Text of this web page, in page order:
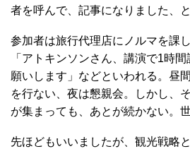
者を呼んで、記事になりました、
参加者は旅行代理店にノルマを課
「アトキンソンさん、講演で1時
願いします」などといわれる。昼
を行ない、夜は懇親会。しかし、
が集まっても、あとが続かない。
先ほどもいいましたが、観光戦略